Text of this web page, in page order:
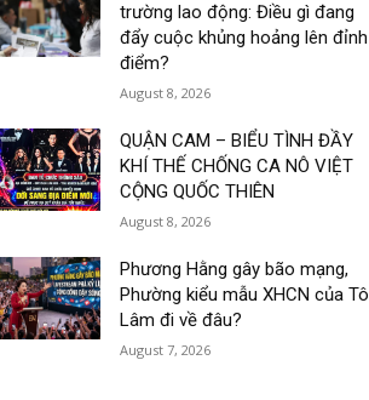
trường lao động: Điều gì đang
đẩy cuộc khủng hoảng lên đỉnh
điểm?
August 8, 2026
QUẬN CAM – BIỂU TÌNH ĐẦY
KHÍ THẾ CHỐNG CA NÔ VIỆT
CỘNG QUỐC THIÊN
August 8, 2026
Phương Hằng gây bão mạng,
Phường kiểu mẫu XHCN của Tô
Lâm đi về đâu?
August 7, 2026